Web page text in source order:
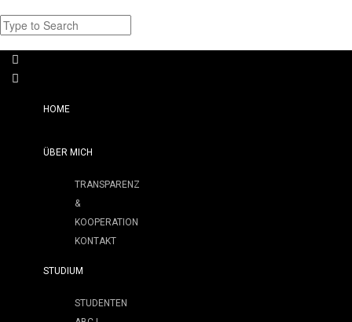
HOME
ÜBER MICH
TRANSPARENZ
&
KOOPERATION
KONTAKT
STUDIUM
STUDENTEN